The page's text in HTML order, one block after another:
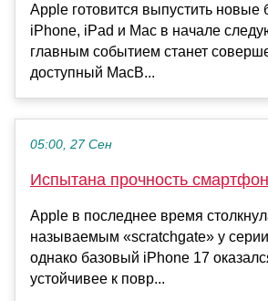
Apple готовится выпустить новые
iPhone, iPad и Mac в начале
главным событием станет
доступный MacB...
05:00, 27 Сен
Испытана прочность
Apple в последнее время
называемым «scratchgate» у
однако базовый iPhone 17
устойчивее к повр...